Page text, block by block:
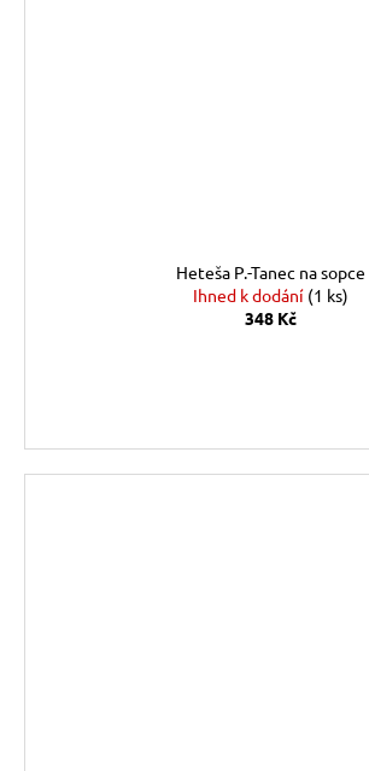
Heteša P.-Tanec na sopce
Ihned k dodání (1 ks)
348 Kč